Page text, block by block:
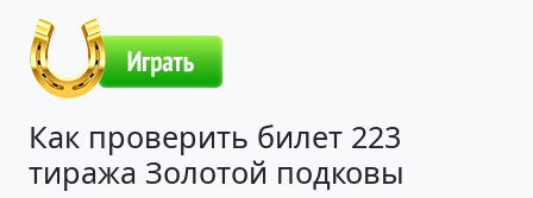
Как проверить билет 223
тиража Золотой подковы